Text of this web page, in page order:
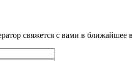
свяжется с вами в ближайшее